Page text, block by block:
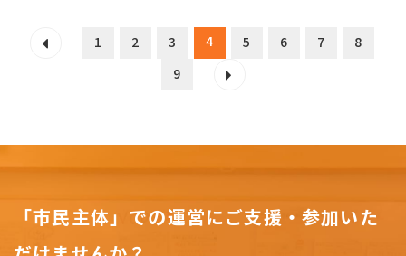
1 2 3 4 5 6 7
8
9
「市民主体」での運営にご支援・参加いた